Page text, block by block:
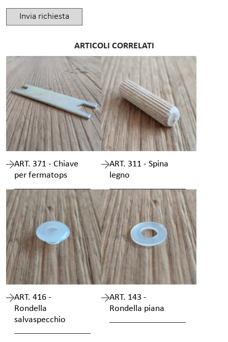
ARTICOLI CORRELATI
ART. 371 - Chiave
per fermatops
ART. 311 - Spina
legno
ART. 416 -
Rondella
salvaspecchio
ART. 143 -
Rondella piana